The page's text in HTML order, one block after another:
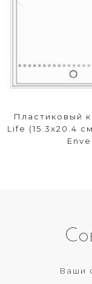
Пластиковый
Life (15.3х20.4
Ваши